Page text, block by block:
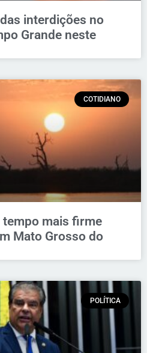
interdições no
Grande neste
COTIDIANO
mais firme
Mato Grosso do
POLÍTICA